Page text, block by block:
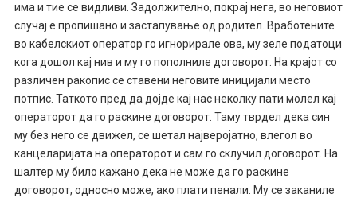
има и тие се видливи. Задолжително, покрај нега, во неговиот
случај е пропишано и застапување од родител. Вработените
во кабелскиот оператор го игнорирале ова, му зеле податоци
кога дошол кај нив и му го пополниле договорот. На крајот со
различен ракопис се ставени неговите иницијали место
потпис. Таткото пред да дојде кај нас неколку пати молел кај
операторот да го раскине договорот. Таму тврдел дека син
му без него се движел, се шетал најверојатно, влегол во
канцеларијата на операторот и сам го склучил договорот. На
шалтер му било кажано дека не може да го раскине
договорот, односно може, ако плати пенали. Му се заканиле